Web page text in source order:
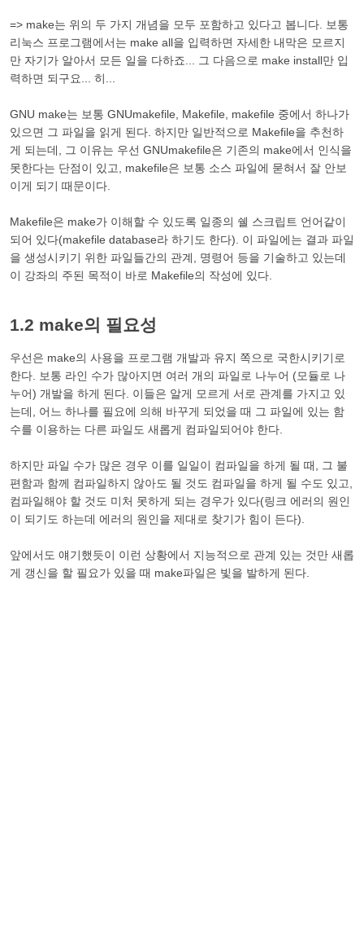
=> make는 위의 두 가지 개념을 모두 포함하고 있다고 봅니다. 보통
리눅스 프로그램에서는 make all을 입력하면 자세한 내막은 모르지
만 자기가 알아서 모든 일을 다하죠... 그 다음으로 make install만 입
력하면 되구요... 히...
GNU make는 보통 GNUmakefile, Makefile, makefile 중에서 하나가
있으면 그 파일을 읽게 된다. 하지만 일반적으로 Makefile을 추천하
게 되는데, 그 이유는 우선 GNUmakefile은 기존의 make에서 인식을
못한다는 단점이 있고, makefile은 보통 소스 파일에 묻혀서 잘 안보
이게 되기 때문이다.
Makefile은 make가 이해할 수 있도록 일종의 쉘 스크립트 언어같이
되어 있다(makefile database라 하기도 한다). 이 파일에는 결과 파일
을 생성시키기 위한 파일들간의 관계, 명령어 등을 기술하고 있는데
이 강좌의 주된 목적이 바로 Makefile의 작성에 있다.
1.2 make의 필요성
우선은 make의 사용을 프로그램 개발과 유지 쪽으로 국한시키기로
한다. 보통 라인 수가 많아지면 여러 개의 파일로 나누어 (모듈로 나
누어) 개발을 하게 된다. 이들은 알게 모르게 서로 관계를 가지고 있
는데, 어느 하나를 필요에 의해 바꾸게 되었을 때 그 파일에 있는 함
수를 이용하는 다른 파일도 새롭게 컴파일되어야 한다.
하지만 파일 수가 많은 경우 이를 일일이 컴파일을 하게 될 때, 그 불
편함과 함께 컴파일하지 않아도 될 것도 컴파일을 하게 될 수도 있고,
컴파일해야 할 것도 미처 못하게 되는 경우가 있다(링크 에러의 원인
이 되기도 하는데 에러의 원인을 제대로 찾기가 힘이 든다).
앞에서도 얘기했듯이 이런 상황에서 지능적으로 관계 있는 것만 새롭
게 갱신을 할 필요가 있을 때 make파일은 빛을 발하게 된다.